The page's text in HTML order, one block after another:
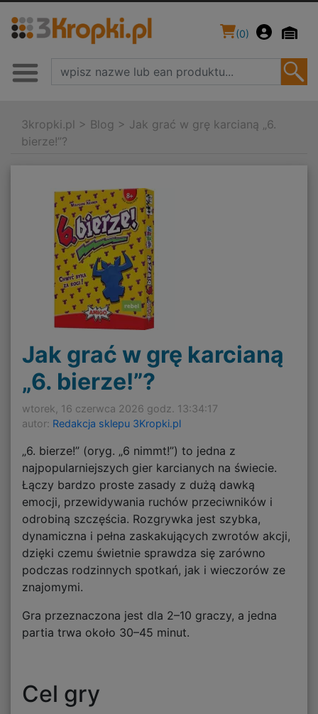
(0)
3kropki.pl > Blog > Jak grać w grę karcianą „6.
bierze!”?
Jak grać w grę karcianą
„6. bierze!”?
wtorek, 16 czerwca 2026 godz. 13:34:17
autor: Redakcja sklepu 3Kropki.pl
„6. bierze!” (oryg. „6 nimmt!”) to jedna z
najpopularniejszych gier karcianych na świecie.
Łączy bardzo proste zasady z dużą dawką
emocji, przewidywania ruchów przeciwników i
odrobiną szczęścia. Rozgrywka jest szybka,
dynamiczna i pełna zaskakujących zwrotów akcji,
dzięki czemu świetnie sprawdza się zarówno
podczas rodzinnych spotkań, jak i wieczorów ze
znajomymi.
Gra przeznaczona jest dla 2–10 graczy, a jedna
partia trwa około 30–45 minut.
Cel gry